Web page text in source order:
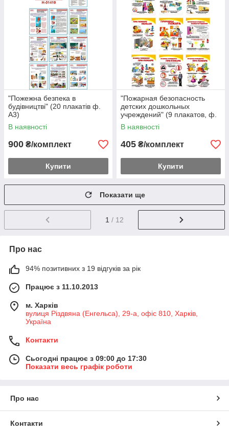
"Пожежна безпека в
будівництві" (20 плакатів ф.
А3)
В наявності
900 ₴/комплект
Купити
"Пожарная безопасность
детских дошкольных
учреждений" (9 плакатов, ф.
А3)
В наявності
405 ₴/комплект
Купити
Показати ще
1 / 12
Про нас
94% позитивних з 19 відгуків за рік
Працює з 11.10.2013
м. Харків
вулиця Різдвяна (Енгельса), 29-а, офіс 810, Харків,
Україна
Контакти
Сьогодні працює з 09:00 до 17:30
Показати весь графік роботи
Про нас
Контакти